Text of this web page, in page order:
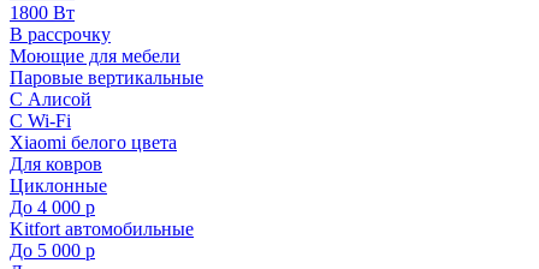
1800 Вт
В рассрочку
Моющие для мебели
Паровые вертикальные
С Алисой
С Wi-Fi
Xiaomi белого цвета
Для ковров
Циклонные
До 4 000 р
Kitfort автомобильные
До 5 000 р